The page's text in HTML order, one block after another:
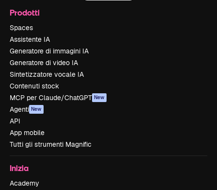
Prodotti
Spaces
Assistente IA
Generatore di immagini IA
Generatore di video IA
Sintetizzatore vocale IA
Contenuti stock
MCP per Claude/ChatGPT New
Agenti New
API
App mobile
Tutti gli strumenti Magnific
Inizia
Academy